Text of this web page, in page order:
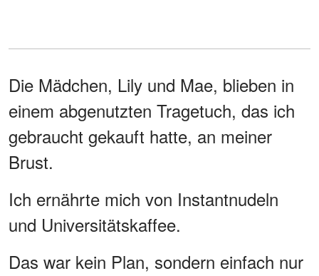
Die Mädchen, Lily und Mae, blieben in
einem abgenutzten Tragetuch, das ich
gebraucht gekauft hatte, an meiner
Brust.
Ich ernährte mich von Instantnudeln
und Universitätskaffee.
Das war kein Plan, sondern einfach nur